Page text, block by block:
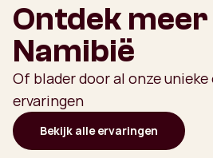
Ontdek meer
Namibië
Of blader door al onze
ervaringen
Bekijk alle ervaringen